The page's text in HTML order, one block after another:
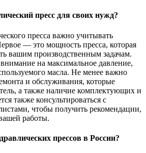
пресс для своих нужд?
пресса важно учитывать
— это мощность пресса, которая
вашим производственным задачам.
на максимальное давление,
масла. Не менее важно
и обслуживания, которые
а также наличие комплектующих и
также консультироваться с
чтобы получить рекомендации,
работы.
прессов в России?